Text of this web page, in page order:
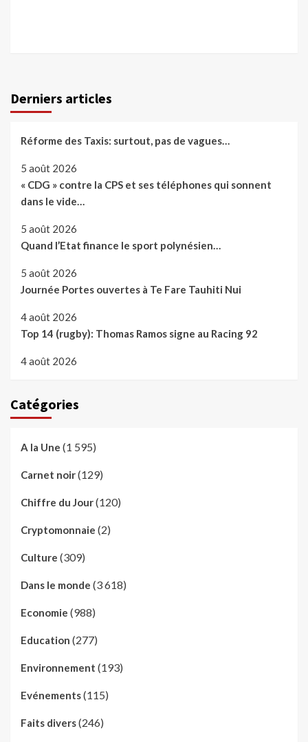
Derniers articles
Réforme des Taxis: surtout, pas de vagues…
5 août 2026
« CDG » contre la CPS et ses téléphones qui sonnent
dans le vide…
5 août 2026
Quand l’Etat finance le sport polynésien…
5 août 2026
Journée Portes ouvertes à Te Fare Tauhiti Nui
4 août 2026
Top 14 (rugby): Thomas Ramos signe au Racing 92
4 août 2026
Catégories
A la Une (1 595)
Carnet noir(129)
Chiffre du Jour(120)
Cryptomonnaie (2)
Culture (309)
Dans le monde (3 618)
Economie (988)
Education (277)
Environnement (193)
Evénements(115)
Faits divers(246)